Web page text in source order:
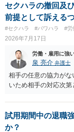
セクハラの撤回及
前提として訴える
#セクハラ #パワハラ #労
2026年7月17日
労働・雇用に強
泉 亮介 弁護士
相手の任意の協力が
いため相手の対応次第
試用期間中の退職
か？